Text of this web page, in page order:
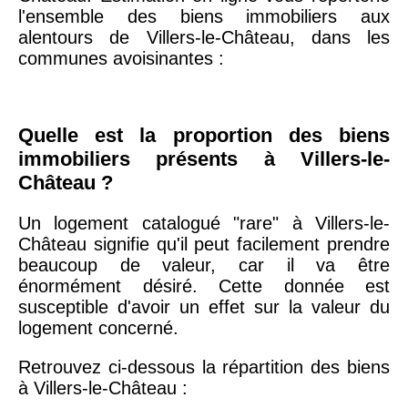
arrondissement
51100 -Reims
75013 -Paris
13ème
arrondissement
10 073 € 11 085 €
76600 -Le Havre 2 455 €
42000 -Saint-
1 404 €
l'ensemble des biens immobiliers aux
alentours de Villers-le-Château, dans les
communes avoisinantes :
Quelle est la proportion des biens
immobiliers présents à Villers-le-
Château ?
Un logement catalogué "rare" à Villers-le-
Château signifie qu'il peut facilement prendre
beaucoup de valeur, car il va être
énormément désiré. Cette donnée est
susceptible d'avoir un effet sur la valeur du
logement concerné.
Retrouvez ci-dessous la répartition des biens
à Villers-le-Château :